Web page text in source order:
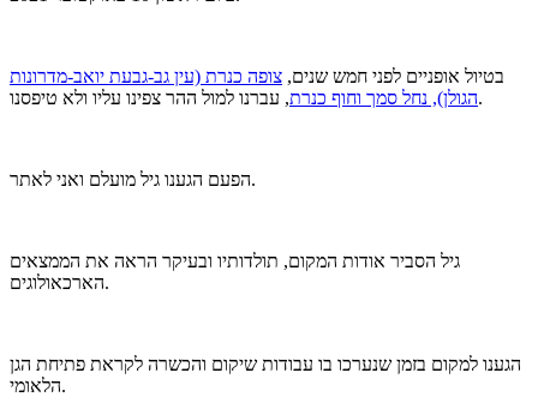
בטיול אופניים לפני חמש שנים, צופה כנרת (עין גב-גבעת יואב-מדרונות
הגולן), נחל סמך וחוף כנרת, עברנו למול ההר צפינו עליו ולא טיפסנו.
הפעם הגענו גיל מועלם ואני לאתר.
גיל הסביר אודות המקום, תולדותיו ובעיקר הראה את הממצאים
הארכאולוגים.
הגענו למקום בזמן שנערכו בו עבודות שיקום והכשרה לקראת פתיחת הגן
הלאומי.